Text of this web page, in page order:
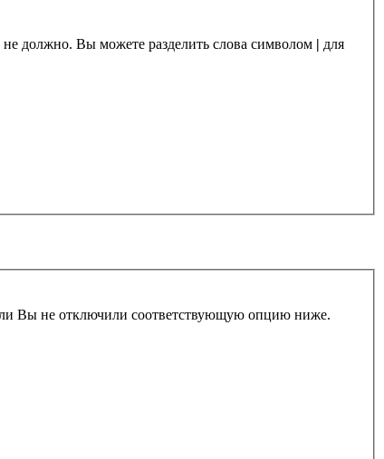
не должно. Вы можете разделить слова символом | для
Вы не отключили соответствующую опцию ниже.